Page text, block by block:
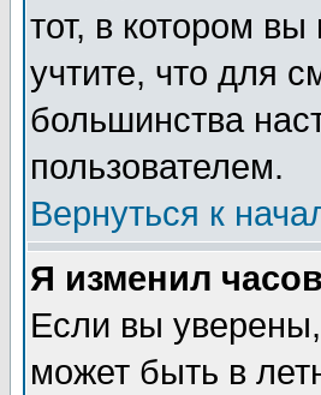
тот, в котором
учтите, что для
большинства
пользователем.
Вернуться к
Я изменил
Если вы
может быть в